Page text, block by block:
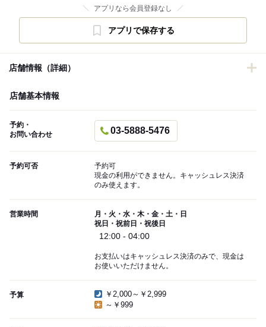
アプリなら会員登録なし
アプリで保存する
店舗情報（詳細）
店舗基本情報
予約・
お問い合わせ
03-5888-5476
予約可否
予約可
現金の利用ができません。キャッシュレス決済
のみ使えます。
営業時間
月・火・水・木・金・土・日
祝日・祝前日・祝後日
12:00 - 04:00
お支払いはキャッシュレス決済のみで、現金は
お使いいただけません。
予算
￥2,000～￥2,999
～￥999